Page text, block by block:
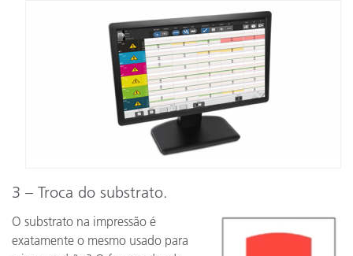
3 – Troca do substrato.
O substrato na impressão é
exatamente o mesmo usado para